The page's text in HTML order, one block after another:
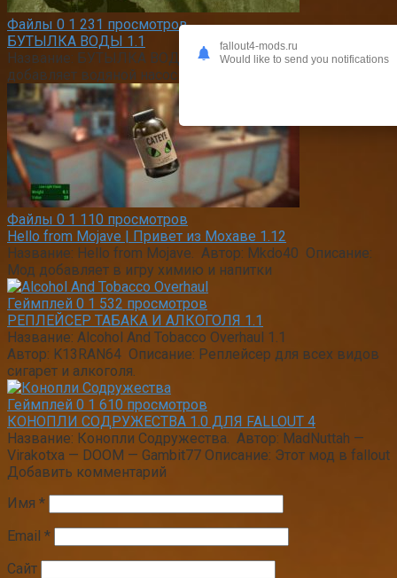
Файлы 0 1 231 просмотров
БУТЫЛКА ВОДЫ 1.1
Название: БУТЫЛКА ВОДЫ. Описание: Этот Мод fallout 4
добавляет водяной насос в котором можно набирать
Файлы 0 1 110 просмотров
Hello from Mojave | Привет из Мохаве 1.12
Название: Hello from Mojave. Автор: Mkdo40 Описание:
Мод добавляет в игру химию и напитки
Геймплей 0 1 532 просмотров
РЕПЛЕЙСЕР ТАБАКА И АЛКОГОЛЯ 1.1
Название: Alcohol And Tobacco Overhaul 1.1
Автор: K13RAN64 Описание: Реплейсер для всех видов
сигарет и алкоголя.
Геймплей 0 1 610 просмотров
КОНОПЛИ СОДРУЖЕСТВА 1.0 ДЛЯ FALLOUT 4
Название: Конопли Содружества. Автор: MadNuttah —
Virakotxa — DOOM — Gambit77 Описание: Этот мод в fallout
Добавить комментарий
Имя *
Email *
Сайт
fallout4-mods.ru
Would like to send you notifications